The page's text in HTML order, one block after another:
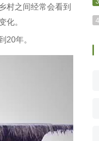
村之间经常会看到
化。
20年。